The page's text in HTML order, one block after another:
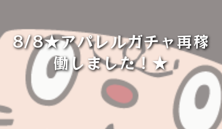
8/8★アパレルガチャ再稼
働しました！★